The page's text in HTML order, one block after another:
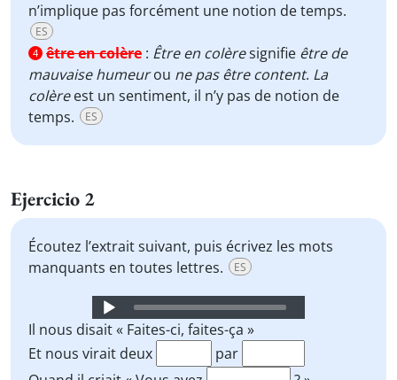
n’implique pas forcément une notion de temps.
ES
4 être en colère : Être en colèresignifie être de
mauvaise humeurou ne pas être content. La
colèreest un sentiment, il n’y pas de notion de
temps.
ES
Ejercicio 2
Écoutez l’extrait suivant, puis écrivez les mots
manquants en toutes lettres.
ES
Audio
Player
Il nous disait « Faites-ci, faites-ça »
Et nous virait deux
par